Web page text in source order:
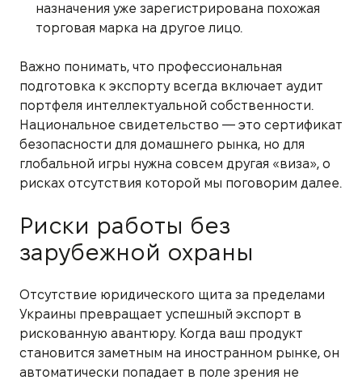
назначения уже зарегистрирована похожая
торговая марка на другое лицо.
Важно понимать, что профессиональная
подготовка к экспорту всегда включает аудит
портфеля интеллектуальной собственности.
Национальное свидетельство — это сертификат
безопасности для домашнего рынка, но для
глобальной игры нужна совсем другая «виза», о
рисках отсутствия которой мы поговорим далее.
Риски работы без
зарубежной охраны
Отсутствие юридического щита за пределами
Украины превращает успешный экспорт в
рискованную авантюру. Когда ваш продукт
становится заметным на иностранном рынке, он
автоматически попадает в поле зрения не